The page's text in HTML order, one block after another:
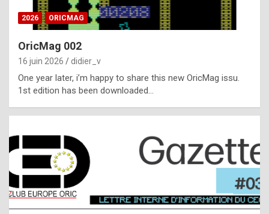
ff
i
l
t
t
s
t
2026 ORICMAG
OricMag 002
16 juin 2026 didier_v
One year later, i’m happy to share this new OricMag issu.
1st edition has been downloaded…